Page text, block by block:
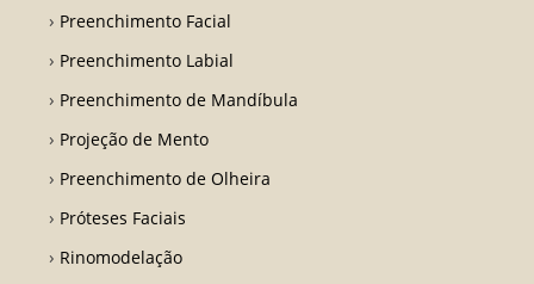
Preenchimento Facial
Preenchimento Labial
Preenchimento de Mandíbula
Projeção de Mento
Preenchimento de Olheira
Próteses Faciais
Rinomodelação